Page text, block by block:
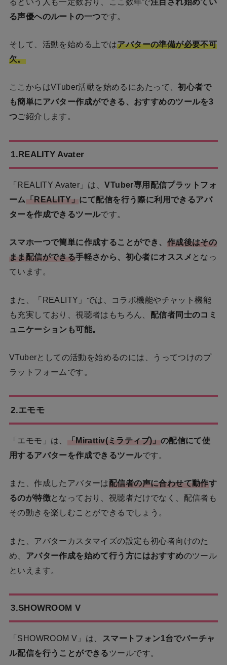
る声優へのルートの一つです。
そして、活動を始める上ではアバターの準備が必要不可
欠。
ここからはVTuber活動を始めるにあたって、初心者で
も簡単にアバター作成ができる、おすすめのツールを3
つご紹介します。
1.REALITY Avater
「REALITY Avater」は、VTuber専用配信プラットフォ
ーム 「REALITY」 にて配信を行う際に利用できるアバ
ターを作成できるツールです。
スマホ一つで簡単に作成することができ、 作成後はその
まま配信ができる手軽さから、初心者にオススメ となっ
ています。
また、「REALITY」では、コラボ機能やチャット機能
も充実しており、視聴者はもちろん、 配信者同士のコミ
ュニケーションも可能。
VTuberとしての活動を始めるのには、うってつけのプ
ラットフォームです。
2.エモモ
「エモモ」は、 「Mirattiv(ミラティブ)」 の配信にて使
用するアバターを作成できるツールです。
また、作成したアバターは配信者の声に合わせて動作す
るのが特徴となっており、視聴者だけでなく、配信者も
その動きを楽しむことができるでしょう。
また、アバターカスタマイズの設定も初心者向けのた
め、 アバター作成を始めて行う方にはおすすめのツール
といえます。
3.SHOWROOM V
「SHOWROOM V」は、
スマートフォン1台でバーチャ
ル配信を行うことができるツールです。